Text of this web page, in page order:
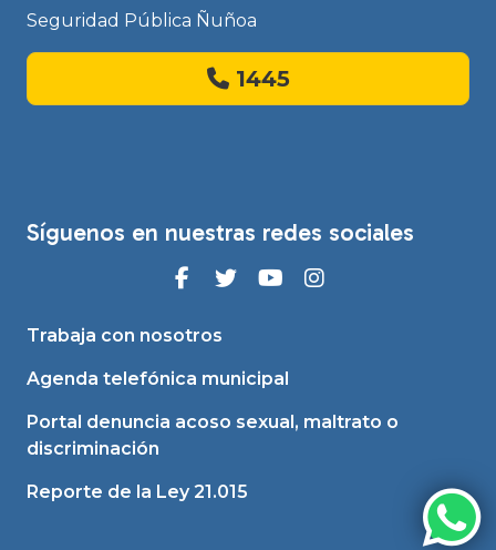
Seguridad Pública Ñuñoa
1445
Síguenos en nuestras redes sociales
Trabaja con nosotros
Agenda telefónica municipal
Portal denuncia acoso sexual, maltrato o
discriminación
Reporte de la Ley 21.015